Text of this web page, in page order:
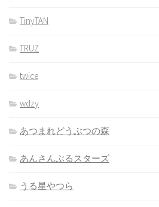
TinyTAN
TRUZ
twice
wdzy
あつまれどうぶつの森
あんさんぶるスターズ
うる星やつら